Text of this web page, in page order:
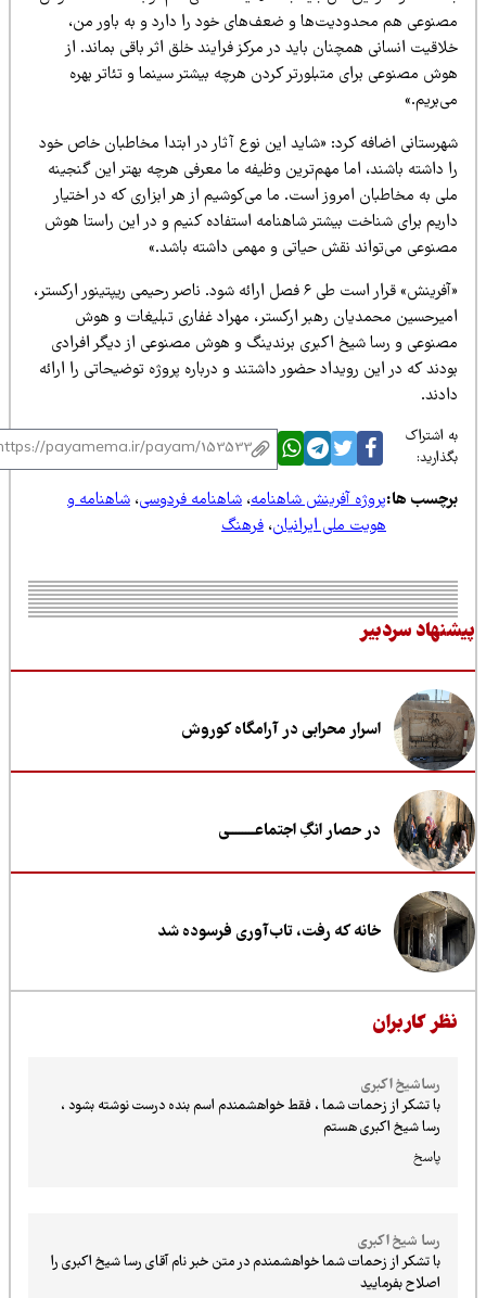
هم محدودیت‌ها و ضعف‌های خود را دارد و به باور من،
انسانی همچنان باید در مرکز فرایند خلق اثر باقی بماند. از
مصنوعی برای متبلورتر کردن هرچه بیشتر سینما و تئاتر بهره
اضافه کرد: «شاید این نوع آثار در ابتدا مخاطبان خاص خود
داشته باشند، اما مهم‌ترین وظیفه ما معرفی هرچه بهتر این گنجینه
به مخاطبان امروز است. ما می‌کوشیم از هر ابزاری که در اختیار
برای شناخت بیشتر شاهنامه استفاده کنیم و در این راستا هوش
می‌تواند نقش حیاتی و مهمی داشته باشد.»
«آفرینش» قرار است طی ۶ فصل ارائه شود. ناصر رحیمی ریپتینور ارکستر،
محمدیان رهبر ارکستر، مهراد غفاری تبلیغات و هوش
و رسا شیخ اکبری برندینگ و هوش مصنوعی از دیگر افرادی
که در این رویداد حضور داشتند و درباره پروژه توضیحاتی را ارائه
اشتراک
ها:پروژه آفرینش شاهنامه،شاهنامه فردوسی،شاهنامه و
هویت ملی ایرانیان،فرهنگ
سردبیر
اسرار محرابی در آرامگاه کوروش
در حصار انگِ اجتماعــــــــی
خانه که رفت، تاب‌آوری فرسوده شد
کاربران
رساشیخ اکبری
با تشکر از زحمات شما ، فقط خواهشمندم اسم بنده درست نوشته بشود ،
رسا شیخ اکبری هستم
رسا شیخ اکبری
با تشکر از زحمات شما خواهشمندم در متن خبر نام آقای رسا شیخ اکبری را
اصلاح بفرمایید